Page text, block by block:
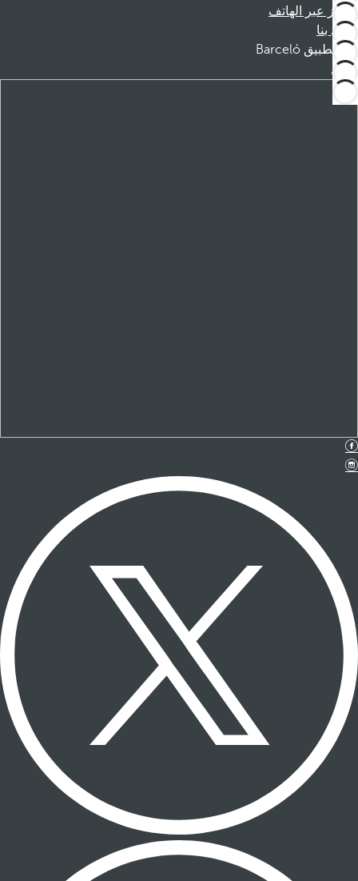
الحجز عبر الهاتف
اتصل بنا
تطبيق Barceló
تنزيل